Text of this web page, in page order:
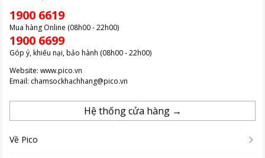
1900 6619
Mua hàng Online (08h00 - 22h00)
1900 6699
Góp ý, khiếu nại, bảo hành (08h00 - 22h00)
Website: www.pico.vn
Email: chamsockhachhang@pico.vn
Hệ thống cửa hàng →
Về Pico